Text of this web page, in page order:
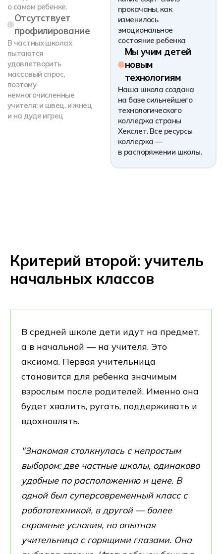
Критерий второй: учитель
начальных классов
В средней школе дети идут на предмет,
а в начальной — на учителя. Это
аксиома. Первая учительница
становится для ребенка значимым
взрослым после родителей. Именно она
будет хвалить, ругать, поддерживать и
вдохновлять.
"Знакомая столкнулась с непростым
выбором: две частные школы, одинаково
удобные по расположению и цене. В
одной был суперсовременный класс с
робототехникой, в другой — более
скромные условия, но опытная
учительница с горящими глазами. Она